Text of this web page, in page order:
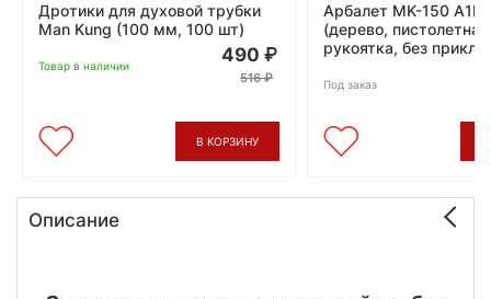
Дротики для духовой трубки
Man Kung (100 мм, 100 шт)
Товар в наличии 490
516
В КОРЗИНУ
Арбалет MK-150 A1H
(дерево, пистолетная
рукоятка, без
Под заказ
Описание